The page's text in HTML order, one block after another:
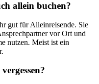
allein buchen?
gut für Alleinreisende. Sie
vor Ort und
nutzen. Meist ist ein